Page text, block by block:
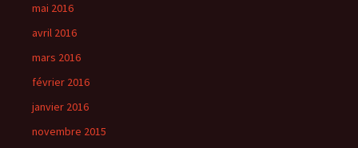
mai 2016
avril 2016
mars 2016
février 2016
janvier 2016
novembre 2015